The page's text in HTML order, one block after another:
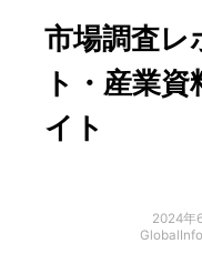
市場調査レ
ト・産業資
イト
2024年